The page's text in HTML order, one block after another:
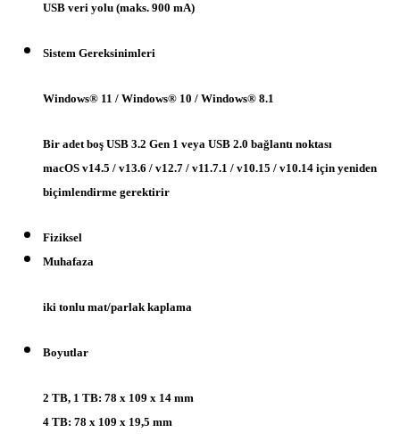
USB veri yolu (maks. 900 mA)
Sistem Gereksinimleri
Windows® 11 / Windows® 10 / Windows® 8.1
Bir adet boş USB 3.2 Gen 1 veya USB 2.0 bağlantı noktası
macOS v14.5 / v13.6 / v12.7 / v11.7.1 / v10.15 / v10.14 için yeniden
biçimlendirme gerektirir
Fiziksel
Muhafaza
iki tonlu mat/parlak kaplama
Boyutlar
2 TB, 1 TB: 78 x 109 x 14 mm
4 TB: 78 x 109 x 19,5 mm